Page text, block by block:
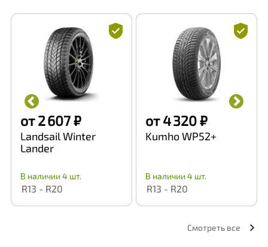
от 2 607 ₽
Landsail Winter
Lander
В наличии 4 шт.
R13 - R20
от 4 320 ₽
Kumho WP52+
В наличии 4 шт.
R13 - R20
Смотреть все